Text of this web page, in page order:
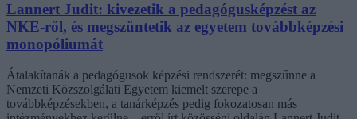
Lannert Judit: kivezetik a pedagógusképzést az
NKE-ről, és megszüntetik az egyetem továbbképzési
monopóliumát
Átalakítanák a pedagógusok képzési rendszerét: megszűnne a
Nemzeti Közszolgálati Egyetem kiemelt szerepe a
továbbképzésekben, a tanárképzés pedig fokozatosan más